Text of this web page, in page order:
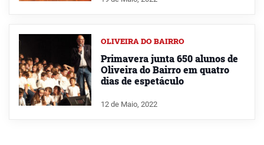
OLIVEIRA DO BAIRRO
Primavera junta 650 alunos de
Oliveira do Bairro em quatro
dias de espetáculo
12 de Maio, 2022